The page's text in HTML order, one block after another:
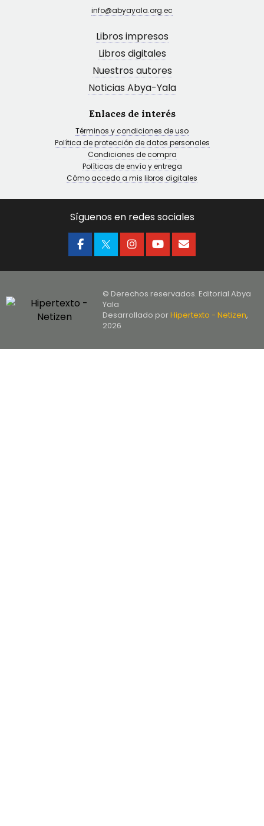
info@abyayala.org.ec
Libros impresos
Libros digitales
Nuestros autores
Noticias Abya-Yala
Enlaces de interés
Términos y condiciones de uso
Política de protección de datos personales
Condiciones de compra
Políticas de envío y entrega
Cómo accedo a mis libros digitales
Síguenos en redes sociales
© Derechos reservados. Editorial Abya
Yala
Desarrollado porHipertexto - Netizen,
2026